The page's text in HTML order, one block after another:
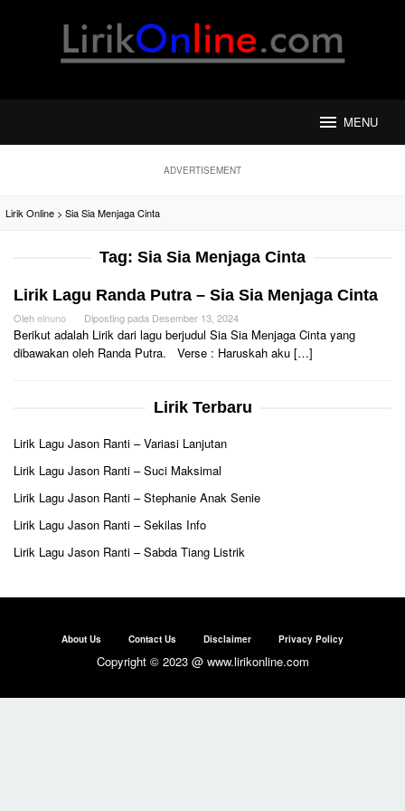
MENU
ADVERTISEMENT
Lirik Online > Sia Sia Menjaga Cinta
Tag: Sia Sia Menjaga Cinta
Lirik Lagu Randa Putra – Sia Sia Menjaga Cinta
Olehelnuno Diposting pada Desember 13, 2024
Berikut adalah Lirik dari lagu berjudul Sia Sia Menjaga Cinta yang
dibawakan oleh Randa Putra. Verse : Haruskah aku […]
Lirik Terbaru
Lirik Lagu Jason Ranti – Variasi Lanjutan
Lirik Lagu Jason Ranti – Suci Maksimal
Lirik Lagu Jason Ranti – Stephanie Anak Senie
Lirik Lagu Jason Ranti – Sekilas Info
Lirik Lagu Jason Ranti – Sabda Tiang Listrik
About Us Contact Us Disclaimer Privacy Policy
Copyright © 2023 @ www.lirikonline.com